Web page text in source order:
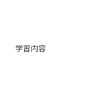
学習内容